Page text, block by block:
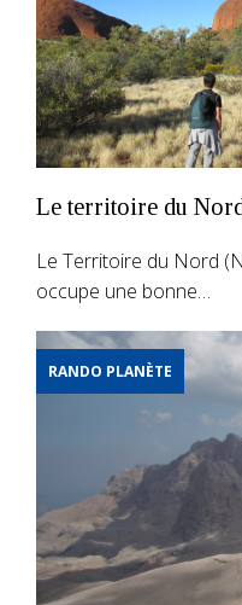
Le territoire du
Le Territoire du Nord
occupe une bonne…
RANDO PLANÈTE